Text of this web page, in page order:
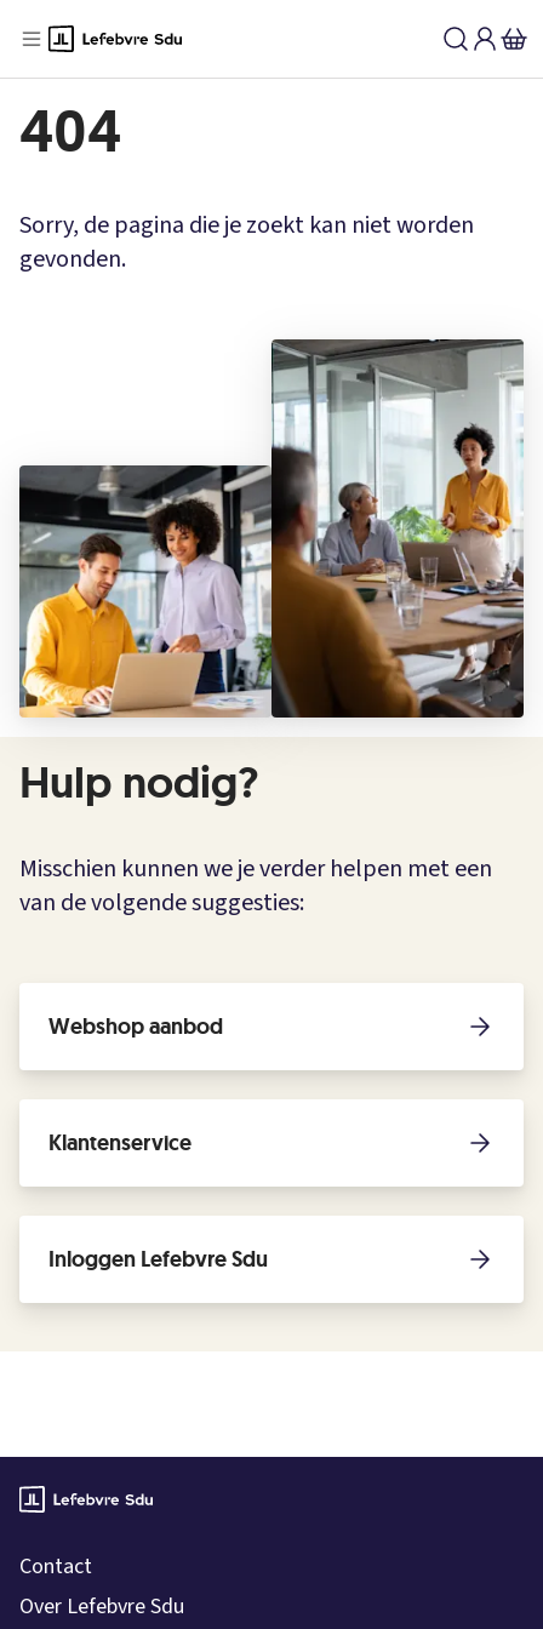
404
Sorry, de pagina die je zoekt kan niet worden
gevonden.
Hulp nodig?
Misschien kunnen we je verder helpen met een
van de volgende suggesties:
Webshop aanbod
Klantenservice
Inloggen Lefebvre Sdu
Contact
Over Lefebvre Sdu